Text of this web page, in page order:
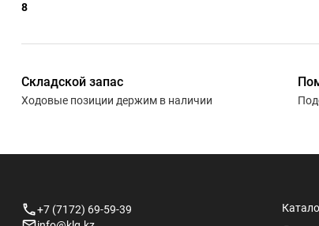
8
Складской запас
Ходовые позиции держим в наличии
+7 (7172) 69-59-39